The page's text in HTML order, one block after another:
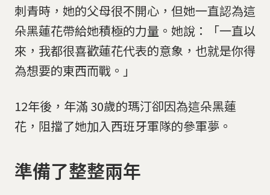
刺青時，她的父母很不開心，但她一直認為這
朵黑蓮花帶給她積極的力量。她說：「一直以
來，我都很喜歡蓮花代表的意象，也就是你得
為想要的東西而戰。」
12年後，年滿 30歲的瑪汀卻因為這朵黑蓮
花，阻擋了她加入西班牙軍隊的參軍夢。
準備了整整兩年